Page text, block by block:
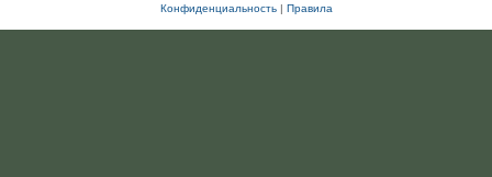
Конфиденциальность| Правила